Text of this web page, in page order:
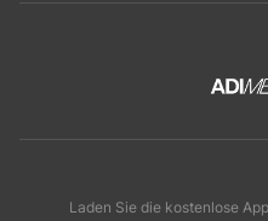
Laden Sie die kostenlose